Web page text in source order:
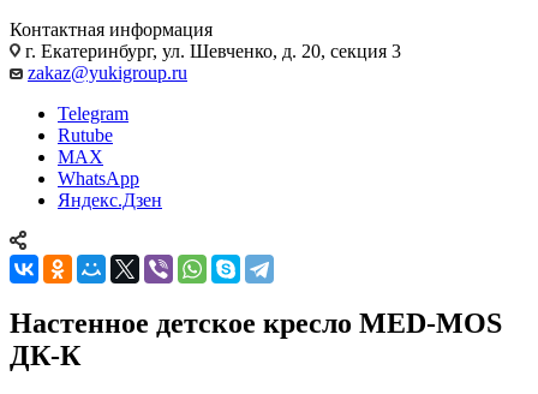
Контактная информация
г. Екатеринбург, ул. Шевченко, д. 20, секция 3
zakaz@yukigroup.ru
Telegram
Rutube
MAX
WhatsApp
Яндекс.Дзен
Настенное детское кресло MED-MOS
ДК-К